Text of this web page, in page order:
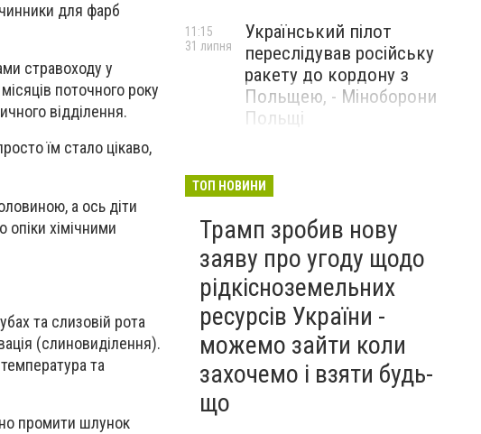
для фарб
стравоходу у
поточного року
відділення.
їм стало цікаво,
а ось діти
опіки хімічними
та слизовій рота
(слиновиділення).
та
промити шлунок
Український пілот
переслідував російську
ракету до кордону з
Польщею, - Міноборони
Польщі
11:15
31 липня
ракетну атаку Ірану та
29 липня
ТОП НОВИНИ
Трамп зробив нову
заяву про угоду щодо
рідкісноземельних
ресурсів України -
можемо зайти коли
захочемо і взяти будь-
що